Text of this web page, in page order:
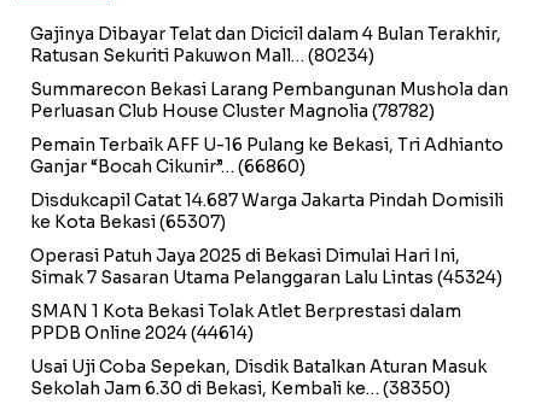
Gajinya Dibayar Telat dan Dicicil dalam 4 Bulan Terakhir,
Ratusan Sekuriti Pakuwon Mall… (80234)
Summarecon Bekasi Larang Pembangunan Mushola dan
Perluasan Club House Cluster Magnolia (78782)
Pemain Terbaik AFF U-16 Pulang ke Bekasi, Tri Adhianto
Ganjar “Bocah Cikunir”… (66860)
Disdukcapil Catat 14.687 Warga Jakarta Pindah Domisili
ke Kota Bekasi(65307)
Operasi Patuh Jaya 2025 di Bekasi Dimulai Hari Ini,
Simak 7 Sasaran Utama Pelanggaran Lalu Lintas (45324)
SMAN 1 Kota Bekasi Tolak Atlet Berprestasi dalam
PPDB Online 2024(44614)
Usai Uji Coba Sepekan, Disdik Batalkan Aturan Masuk
Sekolah Jam 6.30 di Bekasi, Kembali ke… (38350)